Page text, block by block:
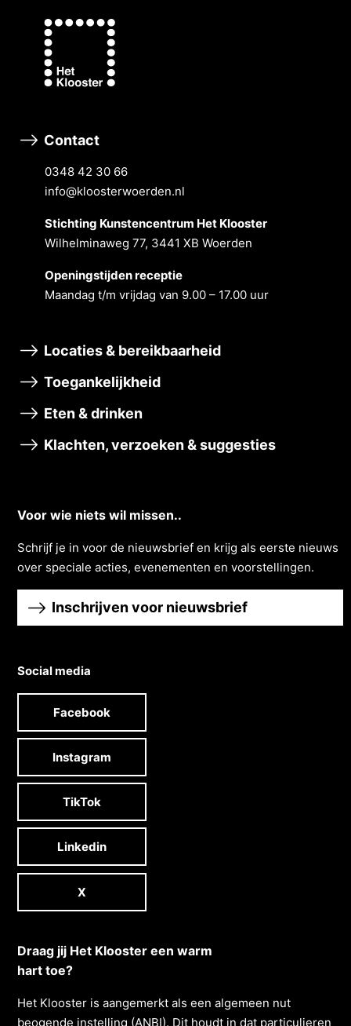
Contact
0348 42 30 66
info@kloosterwoerden.nl
Stichting Kunstencentrum Het Klooster
Wilhelminaweg 77, 3441 XB Woerden
Openingstĳden receptie
Maandag t/m vrĳdag van 9.00 – 17.00 uur
Locaties & bereikbaarheid
Toegankelijkheid
Eten & drinken
Klachten, verzoeken & suggesties
Voor wie niets wil missen..
Schrĳf je in voor de nieuwsbrief en krĳg als eerste nieuws
over speciale acties, evenementen en voorstellingen.
Inschrijven voor nieuwsbrief
Social media
Facebook
Instagram
TikTok
Linkedin
X
Draag jij Het Klooster een warm
hart toe?
Het Klooster is aangemerkt als een algemeen nut
beogende instelling (ANBI). Dit houdt in dat particulieren